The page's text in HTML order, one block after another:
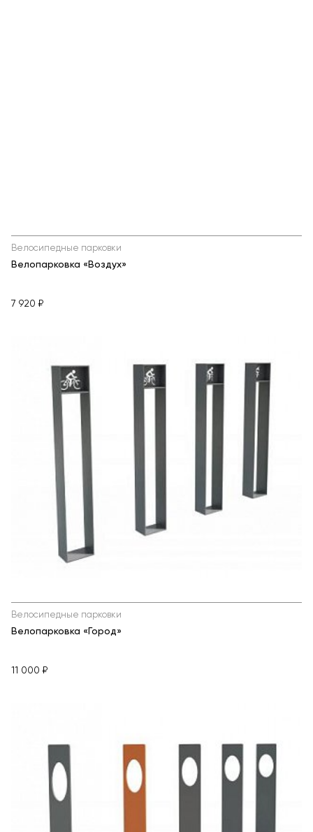
Велосипедные парковки
Велопарковка «Воздух»
7 920 ₽
Велосипедные парковки
Велопарковка «Город»
11 000 ₽